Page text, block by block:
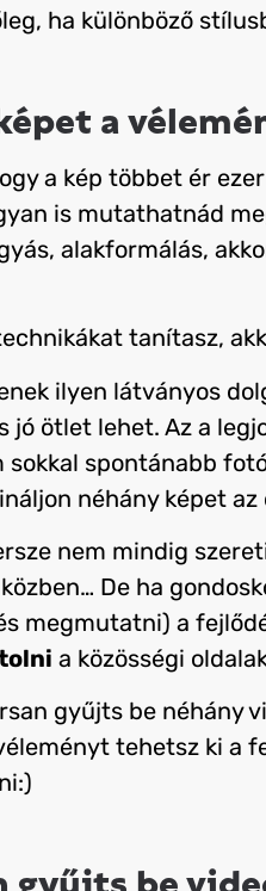
ha különböző
a
a kép többet ér
is mutathatnád
alakformálás,
tanítasz,
ilyen látványos
jó ötlet lehet. Az a
sokkal spontánabb
néhány képet az
nem mindig
De ha
megmutatni) a
a közösségi
gyűjts be néhány
tehetsz ki a
gyűjts be